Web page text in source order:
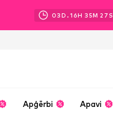
03D.16H 35M 26 S
Apģērbi Apavi